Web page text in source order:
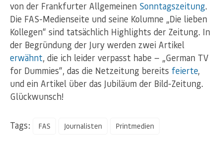
von der Frankfurter Allgemeinen Sonntagszeitung.
Die FAS-Medienseite und seine Kolumne „Die lieben
Kollegen“ sind tatsächlich Highlights der Zeitung. In
der Begründung der Jury werden zwei Artikel
erwähnt, die ich leider verpasst habe — „German TV
for Dummies“, das die Netzeitung bereits feierte,
und ein Artikel über das Jubiläum der Bild-Zeitung.
Glückwunsch!
Tags: FAS Journalisten Printmedien